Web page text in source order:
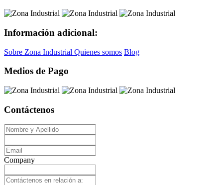
Información adicional:
Sobre Zona Industrial Quienes somos Blog
Medios de Pago
Contáctenos
Company